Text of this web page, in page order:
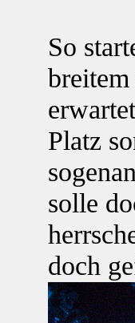
So
Platz
solle
doch